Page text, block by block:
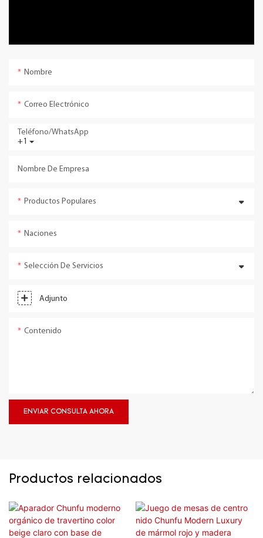
Nombre
Correo Electrónico
+1
Teléfono/WhatsApp
Nombre De Empresa
Productos Populares
Naciones
Selección De Servicios
Adjunto
Contenido
ENVIAR CONSULTA AHORA
Productos relacionados